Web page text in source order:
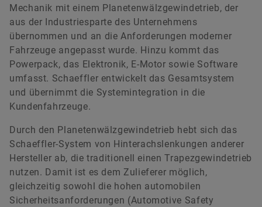
Johann Eisenmann
Senior Manager Investor Relations
Schaeffler AG
Herzogenaurach
+49 9132 82 4440
ir@schaeffler.com
Mechanik mit einem Planetenwälzgewindetrieb, der
aus der Industriesparte des Unternehmens
übernommen und an die Anforderungen moderner
Fahrzeuge angepasst wurde. Hinzu kommt das
Powerpack, das Elektronik, E-Motor sowie Software
umfasst. Schaeffler entwickelt das Gesamtsystem
und übernimmt die Systemintegration in die
Kundenfahrzeuge.
Durch den Planetenwälzgewindetrieb hebt sich das
Schaeffler-System von Hinterachslenkungen anderer
Hersteller ab, die traditionell einen Trapezgewindetrieb
nutzen. Damit ist es dem Zulieferer möglich,
gleichzeitig sowohl die hohen automobilen
Sicherheitsanforderungen (Automotive Safety